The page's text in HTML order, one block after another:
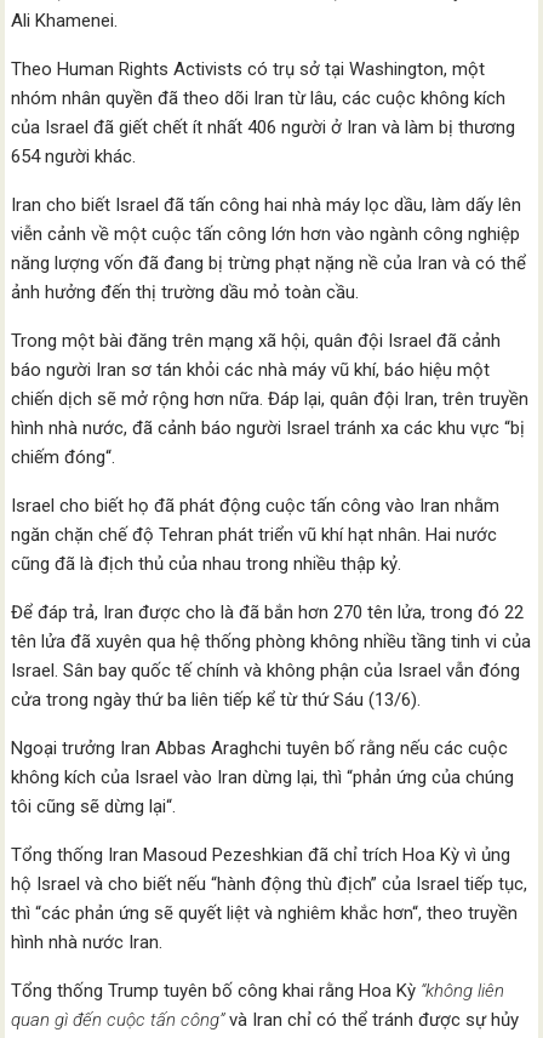
Ali Khamenei.
Theo Human Rights Activists có trụ sở tại Washington, một
nhóm nhân quyền đã theo dõi Iran từ lâu, các cuộc không kích
của Israel đã giết chết ít nhất 406 người ở Iran và làm bị thương
654 người khác.
Iran cho biết Israel đã tấn công hai nhà máy lọc dầu, làm dấy lên
viễn cảnh về một cuộc tấn công lớn hơn vào ngành công nghiệp
năng lượng vốn đã đang bị trừng phạt nặng nề của Iran và có thể
ảnh hưởng đến thị trường dầu mỏ toàn cầu.
Trong một bài đăng trên mạng xã hội, quân đội Israel đã cảnh
báo người Iran sơ tán khỏi các nhà máy vũ khí, báo hiệu một
chiến dịch sẽ mở rộng hơn nữa. Đáp lại, quân đội Iran, trên truyền
hình nhà nước, đã cảnh báo người Israel tránh xa các khu vực “bị
chiếm đóng“.
Israel cho biết họ đã phát động cuộc tấn công vào Iran nhằm
ngăn chặn chế độ Tehran phát triển vũ khí hạt nhân. Hai nước
cũng đã là địch thủ của nhau trong nhiều thập kỷ.
Để đáp trả, Iran được cho là đã bắn hơn 270 tên lửa, trong đó 22
tên lửa đã xuyên qua hệ thống phòng không nhiều tầng tinh vi của
Israel. Sân bay quốc tế chính và không phận của Israel vẫn đóng
cửa trong ngày thứ ba liên tiếp kể từ thứ Sáu (13/6).
Ngoại trưởng Iran Abbas Araghchi tuyên bố rằng nếu các cuộc
không kích của Israel vào Iran dừng lại, thì “phản ứng của chúng
tôi cũng sẽ dừng lại“.
Tổng thống Iran Masoud Pezeshkian đã chỉ trích Hoa Kỳ vì ủng
hộ Israel và cho biết nếu “hành động thù địch” của Israel tiếp tục,
thì “các phản ứng sẽ quyết liệt và nghiêm khắc hơn“, theo truyền
hình nhà nước Iran.
Tổng thống Trump tuyên bố công khai rằng Hoa Kỳ “không liên
quan gì đến cuộc tấn công”và Iran chỉ có thể tránh được sự hủy